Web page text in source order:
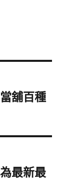
舖百種
最新最